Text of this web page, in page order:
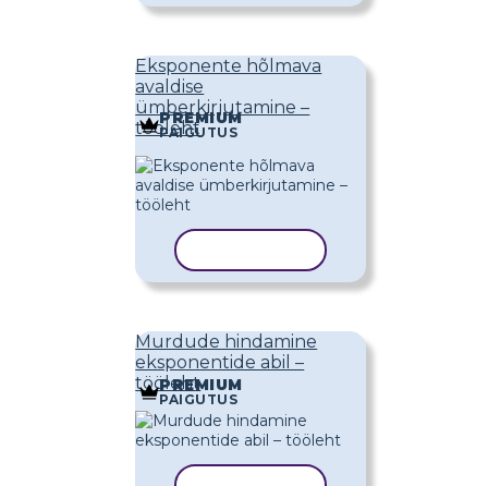
Eksponente hõlmava
avaldise
ümberkirjutamine –
tööleht
PREMIUM
PAIGUTUS
Murdude hindamine
eksponentide abil –
tööleht
PREMIUM
PAIGUTUS